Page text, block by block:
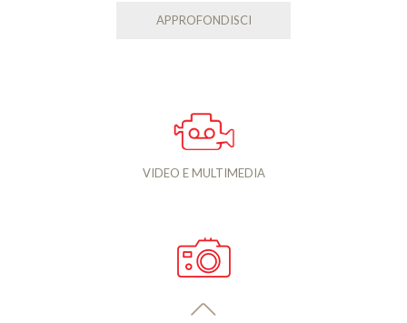
APPROFONDISCI
VIDEO E MULTIMEDIA